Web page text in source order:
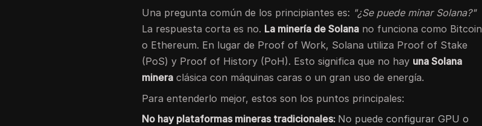
Una pregunta común de los principiantes es: "¿Se puede minar Solana?"
La respuesta corta es no. La minería de Solana no funciona como Bitcoin
o Ethereum. En lugar de Proof of Work, Solana utiliza Proof of Stake
(PoS) y Proof of History (PoH). Esto significa que no hay una Solana
minera clásica con máquinas caras o un gran uso de energía.
Para entenderlo mejor, estos son los puntos principales:
No hay plataformas mineras tradicionales: No puede configurar GPU o